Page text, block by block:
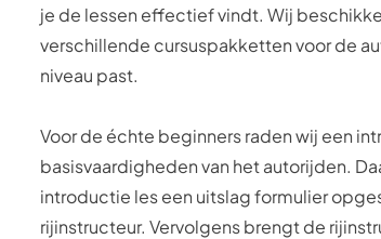
je de lessen effectief vindt. Wij
verschillende cursuspakketten voor de
niveau past.
Voor de échte beginners raden wij een
basisvaardigheden van het autorijden.
introductie les een uitslag formulier
rijinstructeur. Vervolgens brengt de